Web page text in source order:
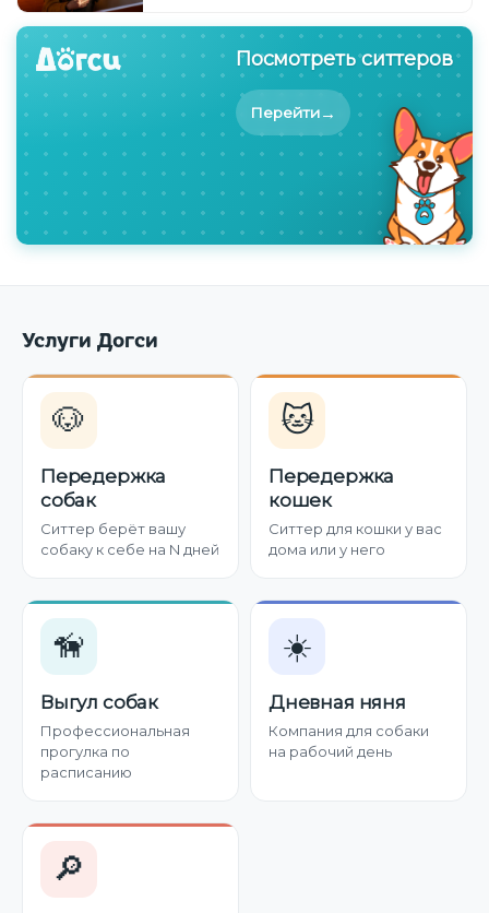
Посмотреть ситтеров
Перейти→
Услуги Догси
🐶
Передержка
собак
Ситтер берёт вашу
собаку к себе на N дней
🐱
Передержка
кошек
Ситтер для кошки у вас
дома или у него
🦮
Выгул собак
Профессиональная
прогулка по
расписанию
☀️
Дневная няня
Компания для собаки
на рабочий день
🔎